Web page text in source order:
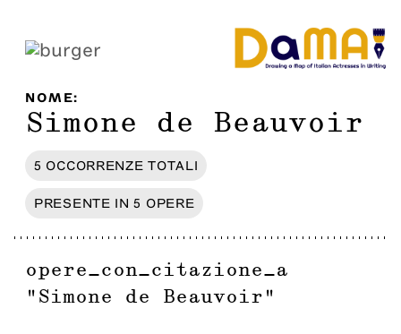
NOME:
Simone de Beauvoir
5 OCCORRENZE TOTALI
PRESENTE IN 5 OPERE
opere_con_citazione_a
" Simone de Beauvoir "